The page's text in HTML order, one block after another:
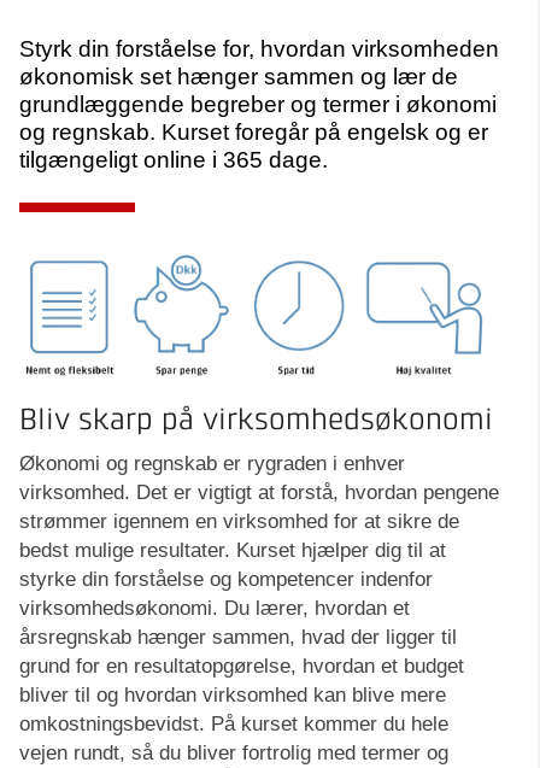
Styrk din forståelse for, hvordan virksomheden
økonomisk set hænger sammen og lær de
grundlæggende begreber og termer i økonomi
og regnskab. Kurset foregår på engelsk og er
tilgængeligt online i 365 dage.
Bliv skarp på virksomhedsøkonomi
Økonomi og regnskab er rygraden i enhver
virksomhed. Det er vigtigt at forstå, hvordan pengene
strømmer igennem en virksomhed for at sikre de
bedst mulige resultater. Kurset hjælper dig til at
styrke din forståelse og kompetencer indenfor
virksomhedsøkonomi. Du lærer, hvordan et
årsregnskab hænger sammen, hvad der ligger til
grund for en resultatopgørelse, hvordan et budget
bliver til og hvordan virksomhed kan blive mere
omkostningsbevidst. På kurset kommer du hele
vejen rundt, så du bliver fortrolig med termer og